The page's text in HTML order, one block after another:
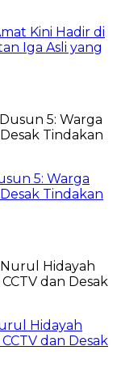
Kini Hadir di
Iga Asli yang
5: Warga
Tindakan
Hidayah
dan Desak